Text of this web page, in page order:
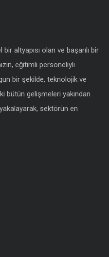
altyapısı olan ve başarılı bir
eğitimli personeliylı
bir şekilde, teknolojik ve
bütün gelişmeleri yakından
sektörün en